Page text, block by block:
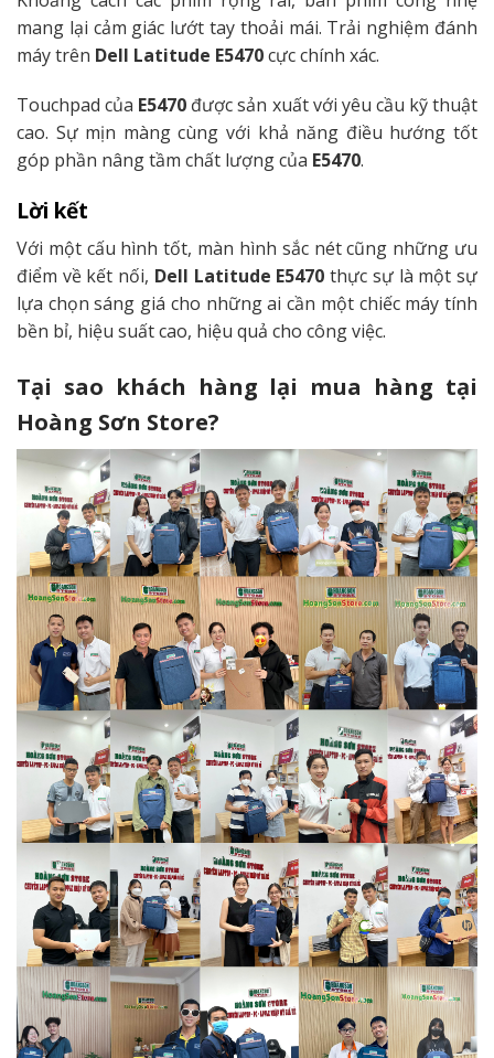
mang lại cảm giác lướt tay thoải mái. Trải nghiệm đánh
máy trên Dell Latitude E5470cực chính xác.
Touchpad của E5470 được sản xuất với yêu cầu kỹ thuật
cao. Sự mịn màng cùng với khả năng điều hướng tốt
góp phần nâng tầm chất lượng của E5470.
Lời kết
Với một cấu hình tốt, màn hình sắc nét cũng những ưu
điểm về kết nối, Dell Latitude E5470 thực sự là một sự
lựa chọn sáng giá cho những ai cần một chiếc máy tính
bền bỉ, hiệu suất cao, hiệu quả cho công việc.
Tại sao khách hàng lại mua hàng tại
Hoàng Sơn Store?